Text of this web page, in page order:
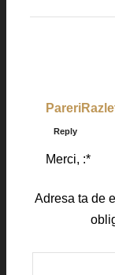
Reply
Merci, :*
Adresa ta de